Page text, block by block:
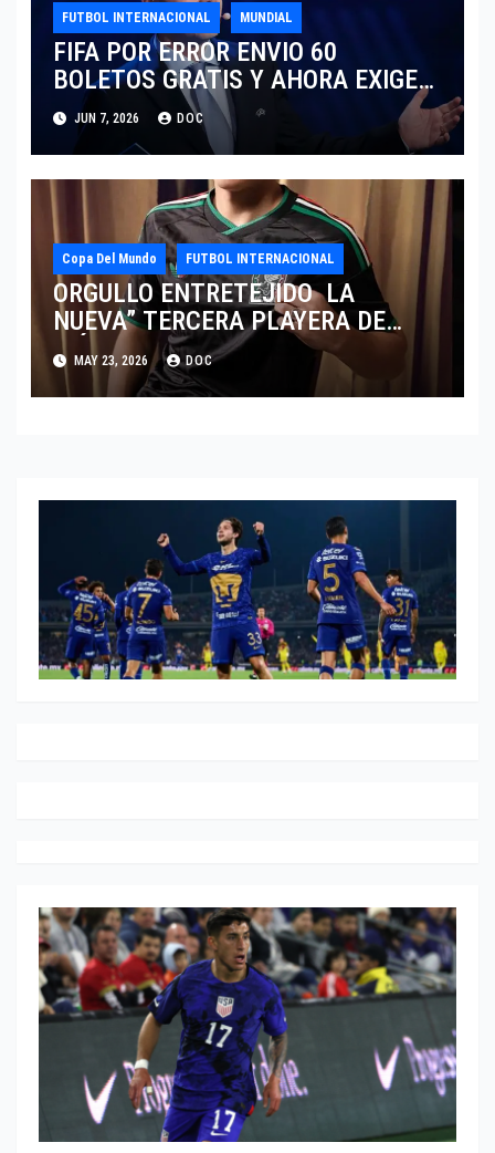
FUTBOL INTERNACIONAL MUNDIAL
FIFA POR ERROR ENVIO 60
BOLETOS GRATIS Y AHORA EXIGE
COBRO.
JUN 7, 2026 DOC
Copa Del Mundo FUTBOL INTERNACIONAL
ORGULLO ENTRETEJIDO LA
NUEVA” TERCERA PLAYERA DE
MÉXICO” INGRESA AL ARCHIVO
HISTÓRICO DE ADIDAS EN
ALEMANIA
MAY 23, 2026 DOC